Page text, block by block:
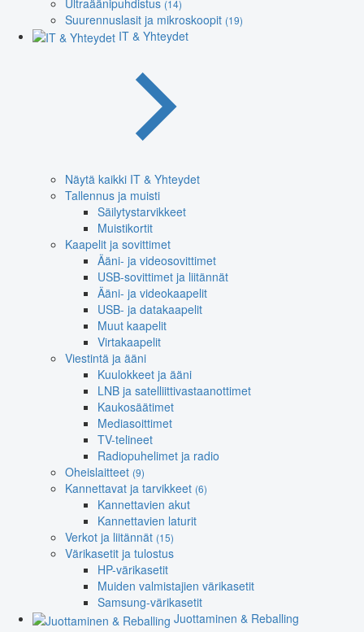
(14)
Suurennuslasit ja mikroskoopit (19)
IT & Yhteydet
Näytä kaikki IT & Yhteydet
Tallennus ja muisti
Säilytystarvikkeet
Muistikortit
Kaapelit ja sovittimet
Ääni- ja videosovittimet
USB-sovittimet ja liitännät
Ääni- ja videokaapelit
USB- ja datakaapelit
Muut kaapelit
Virtakaapelit
Viestintä ja ääni
Kuulokkeet ja ääni
LNB ja satelliittivastaanottimet
Kaukosäätimet
Mediasoittimet
TV-telineet
Radiopuhelimet ja radio
Oheislaitteet (9)
Kannettavat ja tarvikkeet (6)
Kannettavien akut
Kannettavien laturit
Verkot ja liitännät (15)
Värikasetit ja tulostus
HP-värikasetit
Muiden valmistajien värikasetit
Samsung-värikasetit
Juottaminen & Reballing